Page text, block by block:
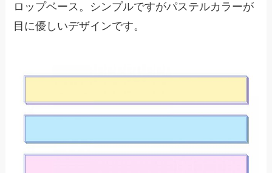
ロップベース。シンプルですがパステルカラーが
目に優しいデザインです。